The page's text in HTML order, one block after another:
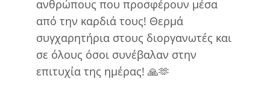
ανθρώπους που προσφέρουν μέσα
από την καρδιά τους! Θερμά
συγχαρητήρια στους διοργανωτές και
σε όλους όσοι συνέβαλαν στην
επιτυχία της ημέρας! 🙏🫶